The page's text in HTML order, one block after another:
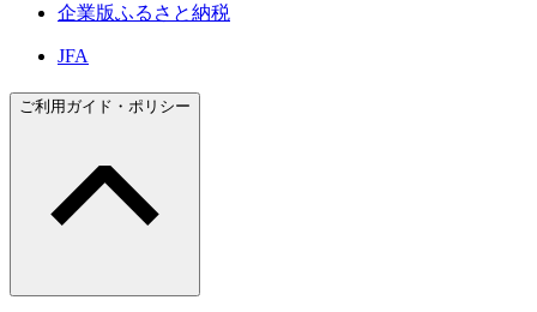
企業版ふるさと納税
JFA
ご利用ガイド・ポリシー